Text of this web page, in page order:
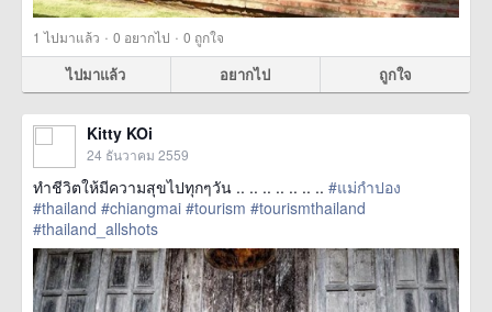
1 ไปมาแล้ว · 0 อยากไป · 0 ถูกใจ
ไปมาแล้ว อยากไป ถูกใจ
Kitty KOi
24 ธันวาคม 2559
ทำชีวิตให้มีความสุขไปทุกๆวัน .. .. .. .. .. .. .. #แม่กำปอง
#thailand #chiangmai #tourism #tourismthailand
#thailand_allshots
href=https://m.thetrippacker.com/th/image/location/201653>
more